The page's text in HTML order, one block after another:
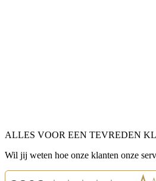
ALLES VOOR EEN TEVREDEN
Wil jij weten hoe onze klanten onze